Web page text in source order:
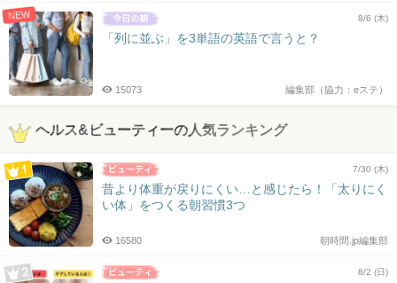
NEW 8/6 (木)
「列に並ぶ」を3単語の英語で言うと？
編集部（協力：eステ）
15073
ヘルス&ビューティーの人気ランキング
7/30 (木)
昔より体重が戻りにくい…と感じたら！「太りにく
い体」をつくる朝習慣3つ
朝時間.jp編集部
16580
8/2 (日)